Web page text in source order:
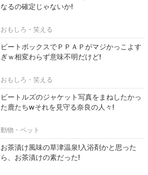
なるの確定じゃないか!
おもしろ・笑える
ビートボックスでＰＰＡＰがマジかっこよす
ぎｗ相変わらず意味不明だけど!
おもしろ・笑える
ビートルズのジャケット写真をまねしたかっ
た鹿たちwそれを見守る奈良の人々!
動物・ペット
お茶漬け風味の草津温泉!入浴剤かと思った
ら、お茶漬けの素だった!